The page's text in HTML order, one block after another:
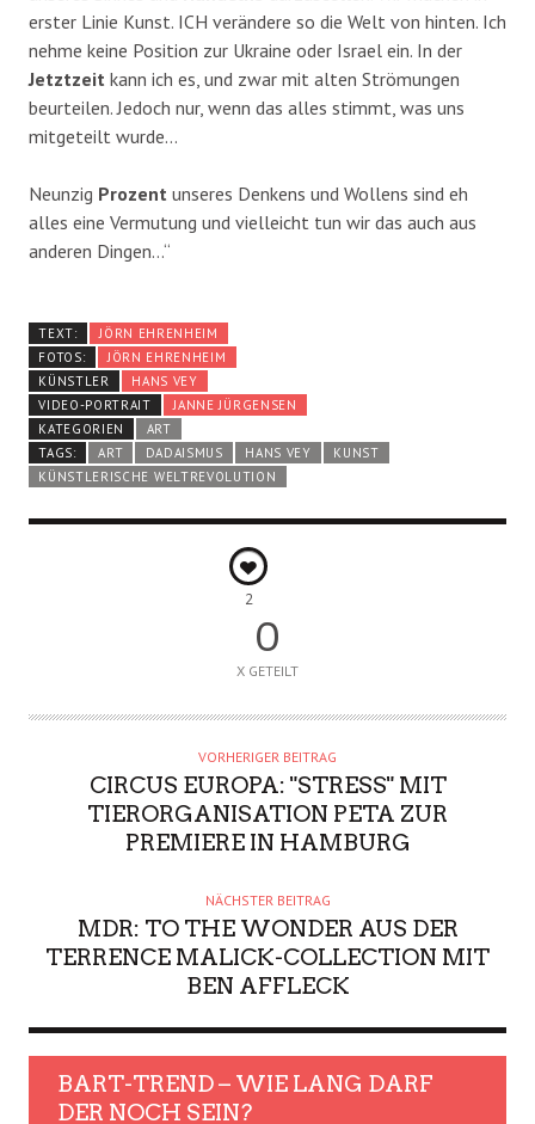
erster Linie Kunst. ICH verändere so die Welt von hinten. Ich
nehme keine Position zur Ukraine oder Israel ein. In der
Jetztzeit kann ich es, und zwar mit alten Strömungen
beurteilen. Jedoch nur, wenn das alles stimmt, was uns
mitgeteilt wurde…
Neunzig Prozent unseres Denkens und Wollens sind eh
alles eine Vermutung und vielleicht tun wir das auch aus
anderen Dingen…“
TEXT:
JÖRN EHRENHEIM
FOTOS:
JÖRN EHRENHEIM
KÜNSTLER
HANS VEY
VIDEO-PORTRAIT
JANNE JÜRGENSEN
KATEGORIEN
ART
TAGS:
ART DADAISMUS HANS VEY
KUNST
KÜNSTLERISCHE WELTREVOLUTION
2
0
X GETEILT
VORHERIGER BEITRAG
CIRCUS EUROPA: "STRESS" MIT
TIERORGANISATION PETA ZUR
PREMIERE IN HAMBURG
NÄCHSTER BEITRAG
MDR: TO THE WONDER AUS DER
TERRENCE MALICK-COLLECTION MIT
BEN AFFLECK
BART-TREND – WIE LANG DARF
DER NOCH SEIN?